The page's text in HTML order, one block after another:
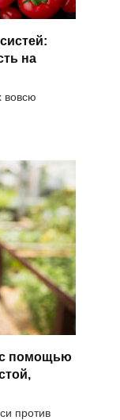
на
вовсю
с помощью
против